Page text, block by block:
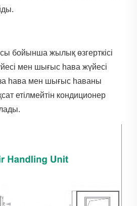
бойынша жылық өзгерткісі
мен шығыс һава жүйесі
һава мен шығыс һаваны
етілмейтін кондиционер